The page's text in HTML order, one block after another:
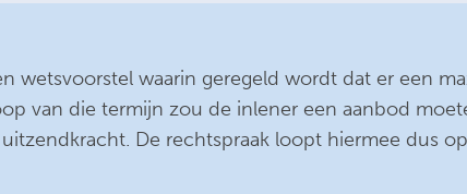
wetsvoorstel waarin geregeld wordt dat er een
van die termijn zou de inlener een aanbod
De rechtspraak loopt hiermee dus